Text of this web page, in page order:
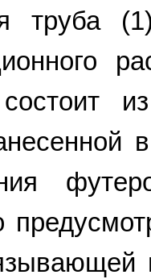
труба